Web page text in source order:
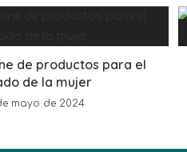
de productos para el
de la mujer
mayo de 2024